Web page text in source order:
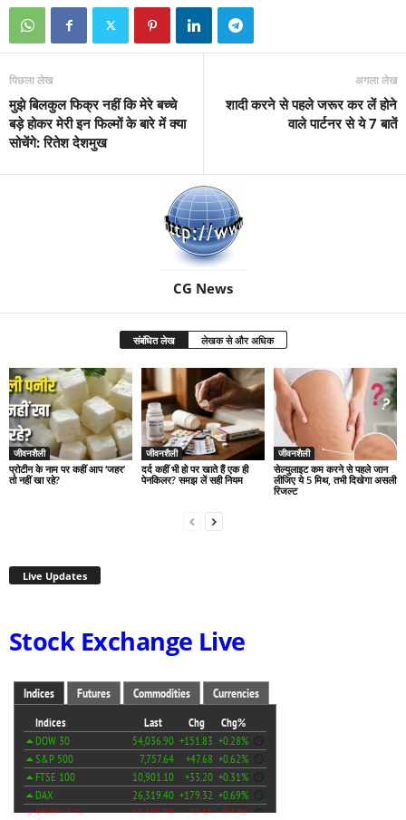
पिछला लेख
मुझे बिलकुल फिक्र नहीं कि मेरे बच्चे
बड़े होकर मेरी इन फिल्मों के बारे में क्या
सोचेंगे: रितेश देशमुख
अगला लेख
शादी करने से पहले जरूर कर लें होने
वाले पार्टनर से ये 7 बातें
CG News
संबंधित लेख लेखक से और अधिक
जीवनशैली
प्रोटीन के नाम पर कहीं आप ‘जहर’
तो नहीं खा रहे?
जीवनशैली
दर्द कहीं भी हो पर खाते हैं एक ही
पेनकिलर? समझ लें सही नियम
जीवनशैली
सेल्युलाइट कम करने से पहले जान
लीजिए ये 5 मिथ, तभी दिखेगा असली
रिजल्ट
Live Updates
Stock Exchange Live